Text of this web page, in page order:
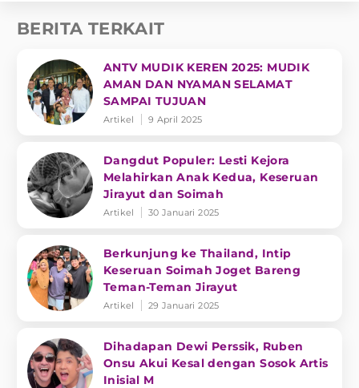
BERITA TERKAIT
ANTV MUDIK KEREN 2025: MUDIK
AMAN DAN NYAMAN SELAMAT
SAMPAI TUJUAN
Artikel 9 April 2025
Dangdut Populer: Lesti Kejora
Melahirkan Anak Kedua, Keseruan
Jirayut dan Soimah
Artikel 30 Januari 2025
Berkunjung ke Thailand, Intip
Keseruan Soimah Joget Bareng
Teman-Teman Jirayut
Artikel 29 Januari 2025
Dihadapan Dewi Perssik, Ruben
Onsu Akui Kesal dengan Sosok Artis
Inisial M